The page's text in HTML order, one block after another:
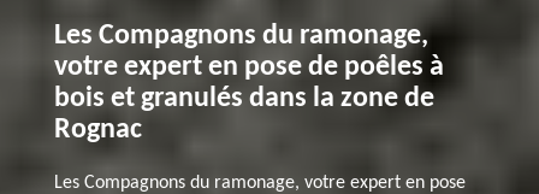
Les Compagnons du ramonage,
votre expert en pose de poêles à
bois et granulés dans la zone de
Rognac
Les Compagnons du ramonage, votre expert en pose